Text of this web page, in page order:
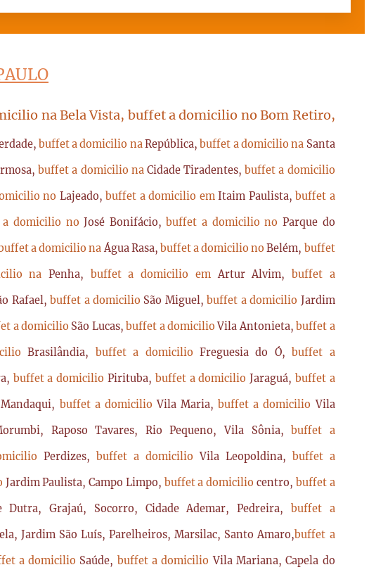
na Bela Vista, buffet a domicilio no Bom Retiro,
buffet a domicilio naRepública,buffet a domicilio na Santa
buffet a domicilio na Cidade Tiradentes,buffet a domicilio
no Lajeado,buffet a domicilio emItaim Paulista,buffet a
a domicilio noJosé Bonifácio,buffet a domicilio no Parque do
a domicilio naÁgua Rasa, buffet a domicilio noBelém, buffet
naPenha, buffet a domicilio emArtur Alvim, buffet a
Rafael,buffet a domicilio São Miguel,buffet a domicilio Jardim
a domicilio São Lucas,buffet a domicilioVila Antonieta,buffet a
Brasilândia, buffet a domicilio Freguesia do Ó,buffet a
buffet a domicilio Pirituba, buffet a domicilioJaraguá, buffet a
Mandaqui, buffet a domicilioVila Maria,buffet a domicilioVila
Raposo Tavares, Rio Pequeno, Vila Sônia,buffet a
Perdizes, buffet a domicilioVila Leopoldina, buffet a
Jardim Paulista, Campo Limpo, buffet a domiciliocentro, buffet a
Dutra, Grajaú, Socorro, Cidade Ademar, Pedreira, buffet a
Jardim São Luís, Parelheiros, Marsilac, Santo Amaro,buffet a
a domicilio Saúde, buffet a domicilioVila Mariana, Capela do